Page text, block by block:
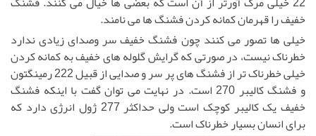
خفیف را قهرمان کمانه کردن فشنگ ها می نامند.
خیلی ها تصور می کنند چون فشنگ خفیف سر وصدای زیادی ندارد
خطرناک نیست، در صورتی که گرایش گلوله های خفیف به کمانه کردن
خیلی خطرناک تر از فشنگ های پر سر و صدایی از قبیل 222 رمینگتون
و فشنگ کالیبر 270 است. در نهایت می توان گفت با اینکه فشنگ
خفیف یک کالیبر کوچک است ولی حداکثر 277 ژول انرژی دارد که
برای انسان بسیار خطرناک است.